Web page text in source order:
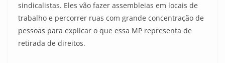
sindicalistas. Eles vão fazer assembleias em locais de
trabalho e percorrer ruas com grande concentração de
pessoas para explicar o que essa MP representa de
retirada de direitos.